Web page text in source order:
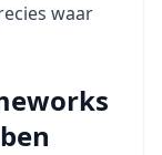
waar